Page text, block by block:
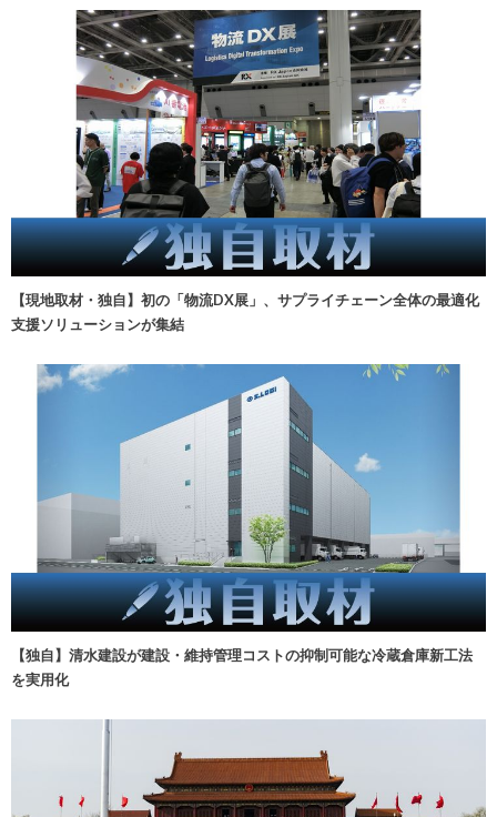
【現地取材・独自】初の「物流DX展」、サプライチェーン全体の最適化
支援ソリューションが集結
【独自】清水建設が建設・維持管理コストの抑制可能な冷蔵倉庫新工法
を実用化